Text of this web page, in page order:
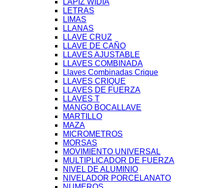
LÁPIZ WIDIA
LETRAS
LIMAS
LLANAS
LLAVE CRUZ
LLAVE DE CAÑO
LLAVES AJUSTABLE
LLAVES COMBINADA
Llaves Combinadas Crique
LLAVES CRIQUE
LLAVES DE FUERZA
LLAVES T
MANGO BOCALLAVE
MARTILLO
MAZA
MICROMETROS
MORSAS
MOVIMIENTO UNIVERSAL
MULTIPLICADOR DE FUERZA
NIVEL DE ALUMINIO
NIVELADOR PORCELANATO